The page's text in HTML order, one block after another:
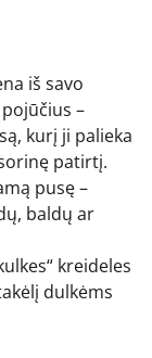
iš savo
–
kurį ji palieka
patirtį.
pusę –
baldų ar
kreideles
dulkėms